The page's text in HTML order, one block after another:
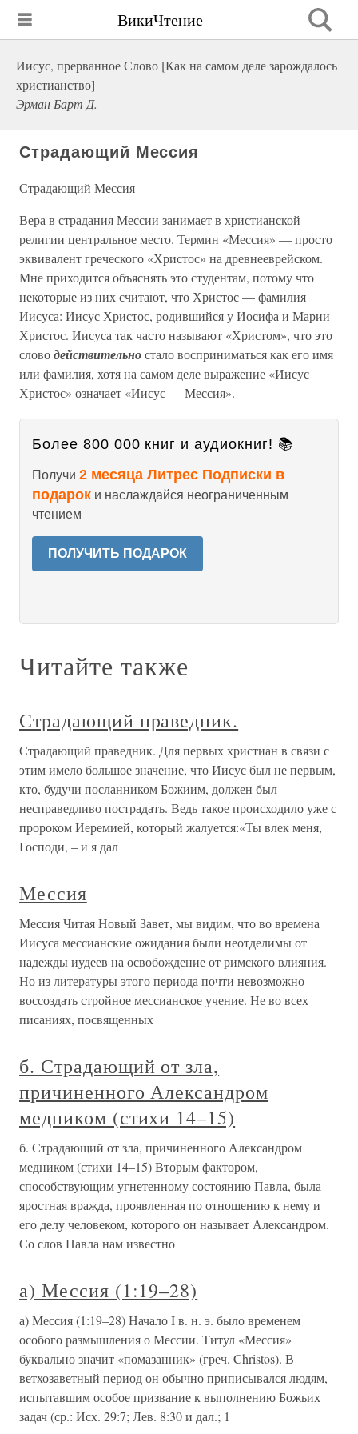
ВикиЧтение
Иисус, прерванное Слово [Как на самом деле зарождалось
христианство]
Эрман Барт Д.
Страдающий Мессия
Страдающий Мессия
Вера в страдания Мессии занимает в христианской
религии центральное место. Термин «Мессия» — просто
эквивалент греческого «Христос» на древнееврейском.
Мне приходится объяснять это студентам, потому что
некоторые из них считают, что Христос — фамилия
Иисуса: Иисус Христос, родившийся у Иосифа и Марии
Христос. Иисуса так часто называют «Христом», что это
словодействительностало восприниматься как его имя
или фамилия, хотя на самом деле выражение «Иисус
Христос» означает «Иисус — Мессия».
Более 800 000 книг и аудиокниг! 📚
Получи 2 месяца Литрес Подписки в
подарок и наслаждайся неограниченным
чтением
ПОЛУЧИТЬ ПОДАРОК
Читайте также
Страдающий праведник.
Страдающий праведник. Для первых христиан в связи с
этим имело большое значение, что Иисус был не первым,
кто, будучи посланником Божиим, должен был
несправедливо пострадать. Ведь такое происходило уже с
пророком Иеремией, который жалуется:«Ты влек меня,
Господи, – и я дал
Мессия
Мессия Читая Новый Завет, мы видим, что во времена
Иисуса мессианские ожидания были неотделимы от
надежды иудеев на освобождение от римского влияния.
Но из литературы этого периода почти невозможно
воссоздать стройное мессианское учение. Не во всех
писаниях, посвященных
б. Страдающий от зла,
причиненного Александром
медником (стихи 14–15)
б. Страдающий от зла, причиненного Александром
медником (стихи 14–15) Вторым фактором,
способствующим угнетенному состоянию Павла, была
яростная вражда, проявленная по отношению к нему и
его делу человеком, которого он называет Александром.
Со слов Павла нам известно
а) Мессия (1:19–28)
а) Мессия (1:19–28) Начало I в. н. э. было временем
особого размышления о Мессии. Титул «Мессия»
буквально значит «помазанник» (греч. Christos). В
ветхозаветный период он обычно приписывался людям,
испытавшим особое призвание к выполнению Божьих
задач (ср.: Исх. 29:7; Лев. 8:30 и дал.; 1